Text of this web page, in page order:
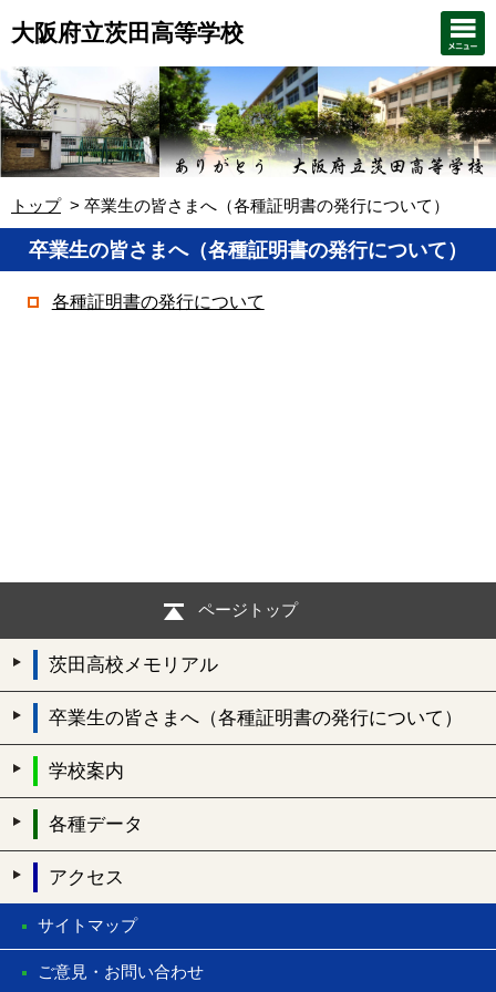
大阪府立茨田高等学校
トップ 卒業生の皆さまへ（各種証明書の発行について）
卒業生の皆さまへ（各種証明書の発行について）
各種証明書の発行について
ページトップ
茨田高校メモリアル
卒業生の皆さまへ（各種証明書の発行について）
学校案内
各種データ
アクセス
サイトマップ
ご意見・お問い合わせ